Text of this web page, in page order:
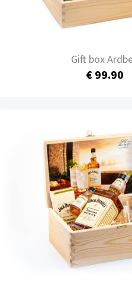
Gift box
€ 99.90